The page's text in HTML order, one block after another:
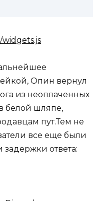
Опин вернул
из неоплаченных
белой шляпе,
пут.Тем не
все еще были
задержки ответа: